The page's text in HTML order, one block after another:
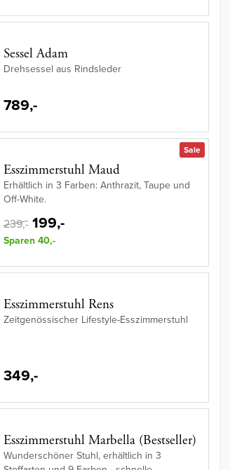
Sessel Adam
Drehsessel aus Rindsleder
789,-
Sale
Esszimmerstuhl Maud
Erhältlich in 3 Farben: Anthrazit, Taupe und
Off-White.
239,- 199,-
Sparen 40,-
Esszimmerstuhl Rens
Zeitgenössischer Lifestyle-Esszimmerstuhl
349,-
Esszimmerstuhl Marbella (Bestseller)
Wunderschöner Stuhl, erhältlich in 3